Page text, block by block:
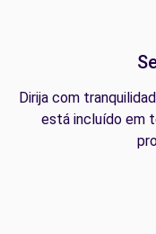
Dirija com
está incluído em